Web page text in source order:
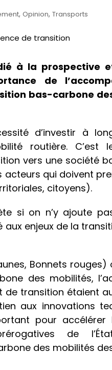
, Opinion, Transports
à la prospective
de
bas-carbone
d’investir à
routière. C’est
vers une société
acteurs qui doivent
citoyens).
si on n’y ajoute
enjeux de la
Bonnets
des mobilités,
transition étaient
aux innovations
pour
de
des mobilités